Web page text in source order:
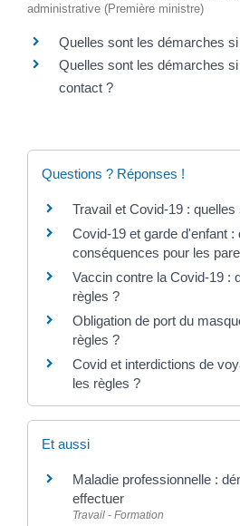
administrative (Première ministre)
Quelles sont les démarches
Quelles sont les démarches
contact ?
Questions ? Réponses !
Travail et Covid-19 :
Covid-19 et garde d'enfant :
conséquences pour les
Vaccin contre la Covid-19 :
règles ?
Obligation de port du
règles ?
Covid et interdictions de
les règles ?
Et aussi
Maladie professionnelle :
effectuer
Travail - Formation